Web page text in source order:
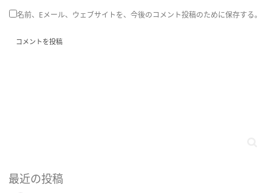
名前、Eメール、ウェブサイトを、今後のコメント投稿のために保存する。
最近の投稿